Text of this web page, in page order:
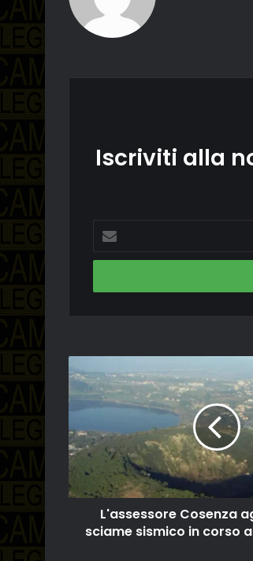
Iscriviti alla
tuo
email
L'assessore Cosenza
sciame sismico in corso